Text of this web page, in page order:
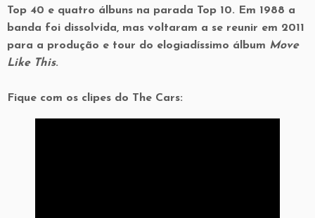
Top 40 e quatro álbuns na parada Top 10. Em 1988 a
banda foi dissolvida, mas voltaram a se reunir em 2011
para a produção e tour do elogiadíssimo álbum Move
Like This.
Fique com os clipes do The Cars: